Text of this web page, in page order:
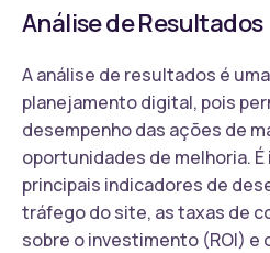
Análise de Resultados
A análise de resultados é
planejamento digital, pois
desempenho das ações de
oportunidades de melhoria.
principais indicadores de
tráfego do site, as taxas de
sobre o investimento (ROI) e